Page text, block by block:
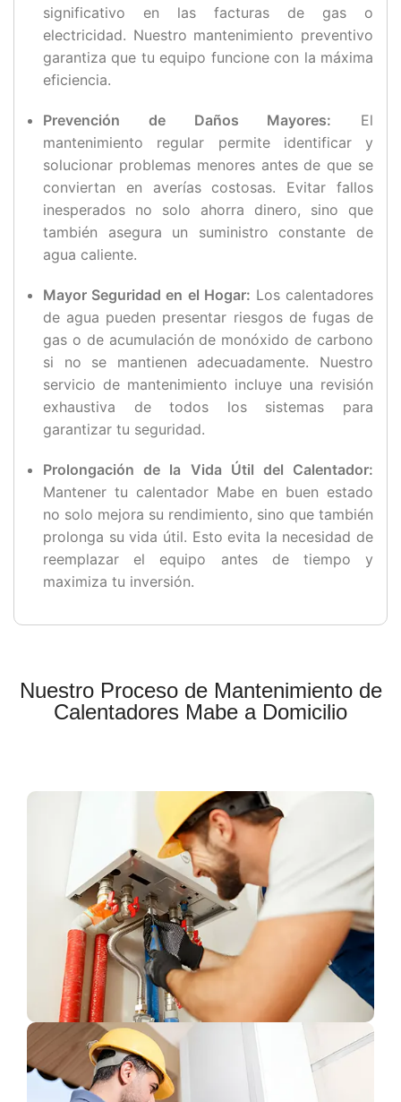
significativo en las facturas de gas o
electricidad. Nuestro mantenimiento preventivo
garantiza que tu equipo funcione con la máxima
eficiencia.
Prevención de Daños Mayores: El
mantenimiento regular permite identificar y
solucionar problemas menores antes de que se
conviertan en averías costosas. Evitar fallos
inesperados no solo ahorra dinero, sino que
también asegura un suministro constante de
agua caliente.
Mayor Seguridad en el Hogar: Los calentadores
de agua pueden presentar riesgos de fugas de
gas o de acumulación de monóxido de carbono
si no se mantienen adecuadamente. Nuestro
servicio de mantenimiento incluye una revisión
exhaustiva de todos los sistemas para
garantizar tu seguridad.
Prolongación de la Vida Útil del Calentador:
Mantener tu calentador Mabe en buen estado
no solo mejora su rendimiento, sino que también
prolonga su vida útil. Esto evita la necesidad de
reemplazar el equipo antes de tiempo y
maximiza tu inversión.
Nuestro Proceso de Mantenimiento de
Calentadores Mabe a Domicilio